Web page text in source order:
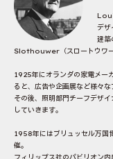
デザ
建築
Slothouwer（スロートウワー
1925年にオランダの家電メー
ると、広告や企画展など様々な
その後、照明部門チーフデザ
していきます。
1958年にはブリュッセル万国
催。
フィリップス社のパビリオン